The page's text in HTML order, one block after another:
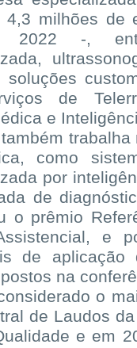
4,3 milhões de
-,
soluções
de
e
como
por
de
o prêmio
e
de
na
o
de Laudos
e em